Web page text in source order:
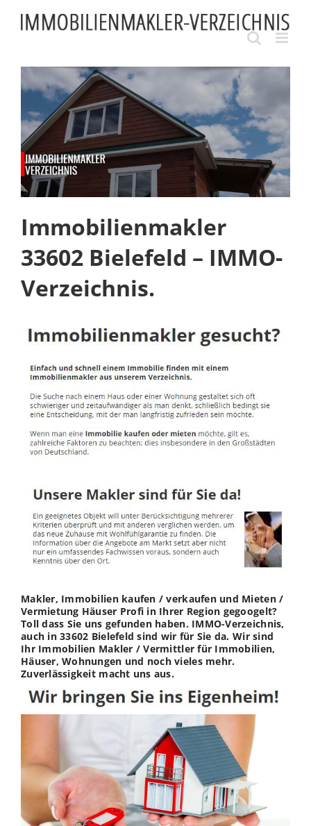
content
Immobilienmakler
33602 Bielefeld – IMMO-
Verzeichnis.
Makler, Immobilien kaufen / verkaufen und Mieten /
Vermietung Häuser Profi in Ihrer Region gegoogelt?
Toll dass Sie uns gefunden haben. IMMO-Verzeichnis,
auch in 33602 Bielefeld sind wir für Sie da. Wir sind
Ihr Immobilien Makler / Vermittler für Immobilien,
Häuser, Wohnungen und noch vieles mehr.
Zuverlässigkeit macht uns aus.